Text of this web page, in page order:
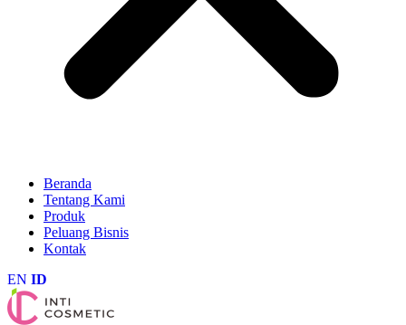
Beranda
Tentang Kami
Produk
Peluang Bisnis
Kontak
EN ID